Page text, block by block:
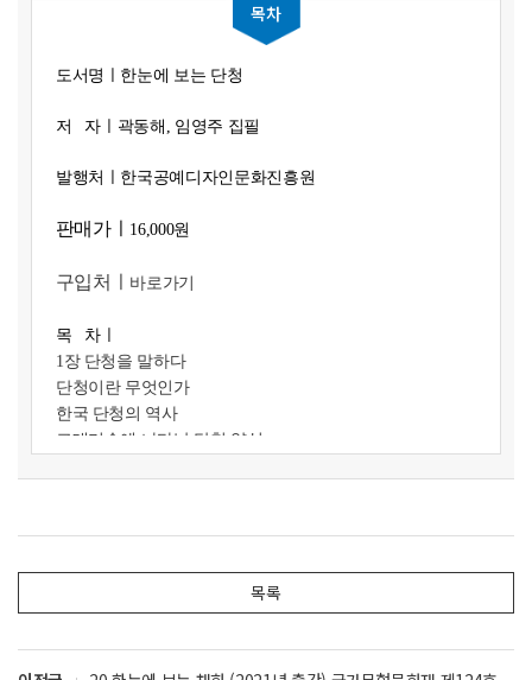
목차
도서명ㅣ 한눈에 보는 단청
저 자ㅣ 곽동해, 임영주 집필
발행처ㅣ 한국공예디자인문화진흥원
판매가ㅣ 16,000원
구입처ㅣ 바로가기
목 차
1장 단청을 말하다
단청이란 무엇인가
한국 단청의 역사
고대미술에 나타난 단청 양식
2장 단청을 살피다
오행설과 색채관
단청의 쓰임
목록